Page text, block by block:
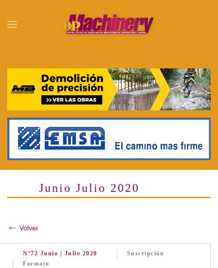
Skip to main content
Junio Julio 2020
Volver
Nº72 Junio | Julio 2020
Suscripción
Formato